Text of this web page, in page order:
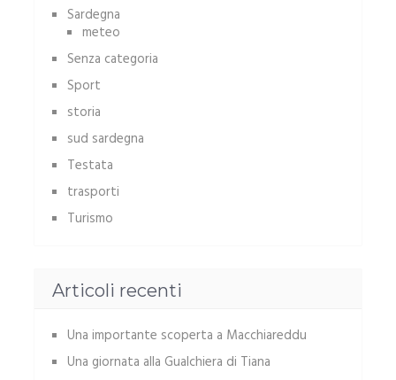
Sardegna
meteo
Senza categoria
Sport
storia
sud sardegna
Testata
trasporti
Turismo
Articoli recenti
Una importante scoperta a Macchiareddu
Una giornata alla Gualchiera di Tiana